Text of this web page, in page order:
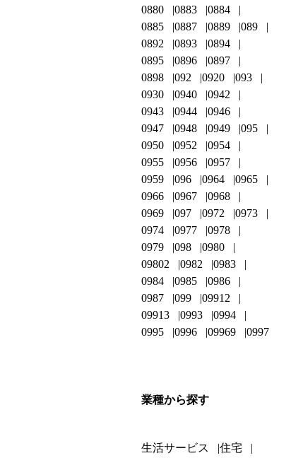
0880
0883
0884
0885
0887 0889
089
0892
0893
0894
0895
0896
0897
0898
092 0920
093
0930
0940
0942
0943
0944
0946
0947
0948 0949
095
0950
0952
0954
0955
0956
0957
0959
096 0964
0965
0966
0967
0968
0969
097 0972
0973
0974
0977
0978
0979
098
0980
09802
0982
0983
0984
0985
0986
0987
099
09912
09913
0993
0994
0995
0996 09969 0997
業種から探す
生活サービス 住宅